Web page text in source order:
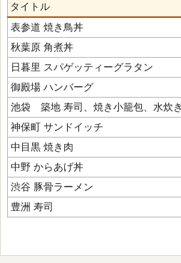
タイトル
表参道 焼き鳥丼
秋葉原 角煮丼
日暮里 スパゲッティーグラタン
御殿場 ハンバーグ
池袋 築地 寿司、焼き小籠包、水炊
神保町 サンドイッチ
中目黒 焼き肉
中野 からあげ丼
渋谷 豚骨ラーメン
豊洲 寿司